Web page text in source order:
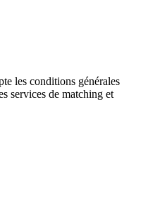
les conditions générales
services de matching et